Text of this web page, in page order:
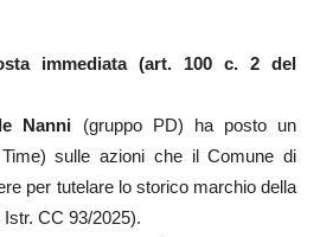
immediata (art. 100 c. 2 del
Nanni (gruppo PD) ha posto un
sulle azioni che il Comune di
per tutelare lo storico marchio della
CC 93/2025).